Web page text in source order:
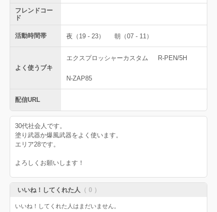
フレンドコー
ド
活動時間帯 夜（19 - 23） 朝（07 - 11）
よく使うブキ
エクスプロッシャーカスタム R-PEN/5H
N-ZAP85
配信URL
30代社会人です。
塗り武器か爆風武器をよく使います。
エリア28です。
よろしくお願いします！
いいね！してくれた人 （ 0 ）
いいね！してくれた人はまだいません。